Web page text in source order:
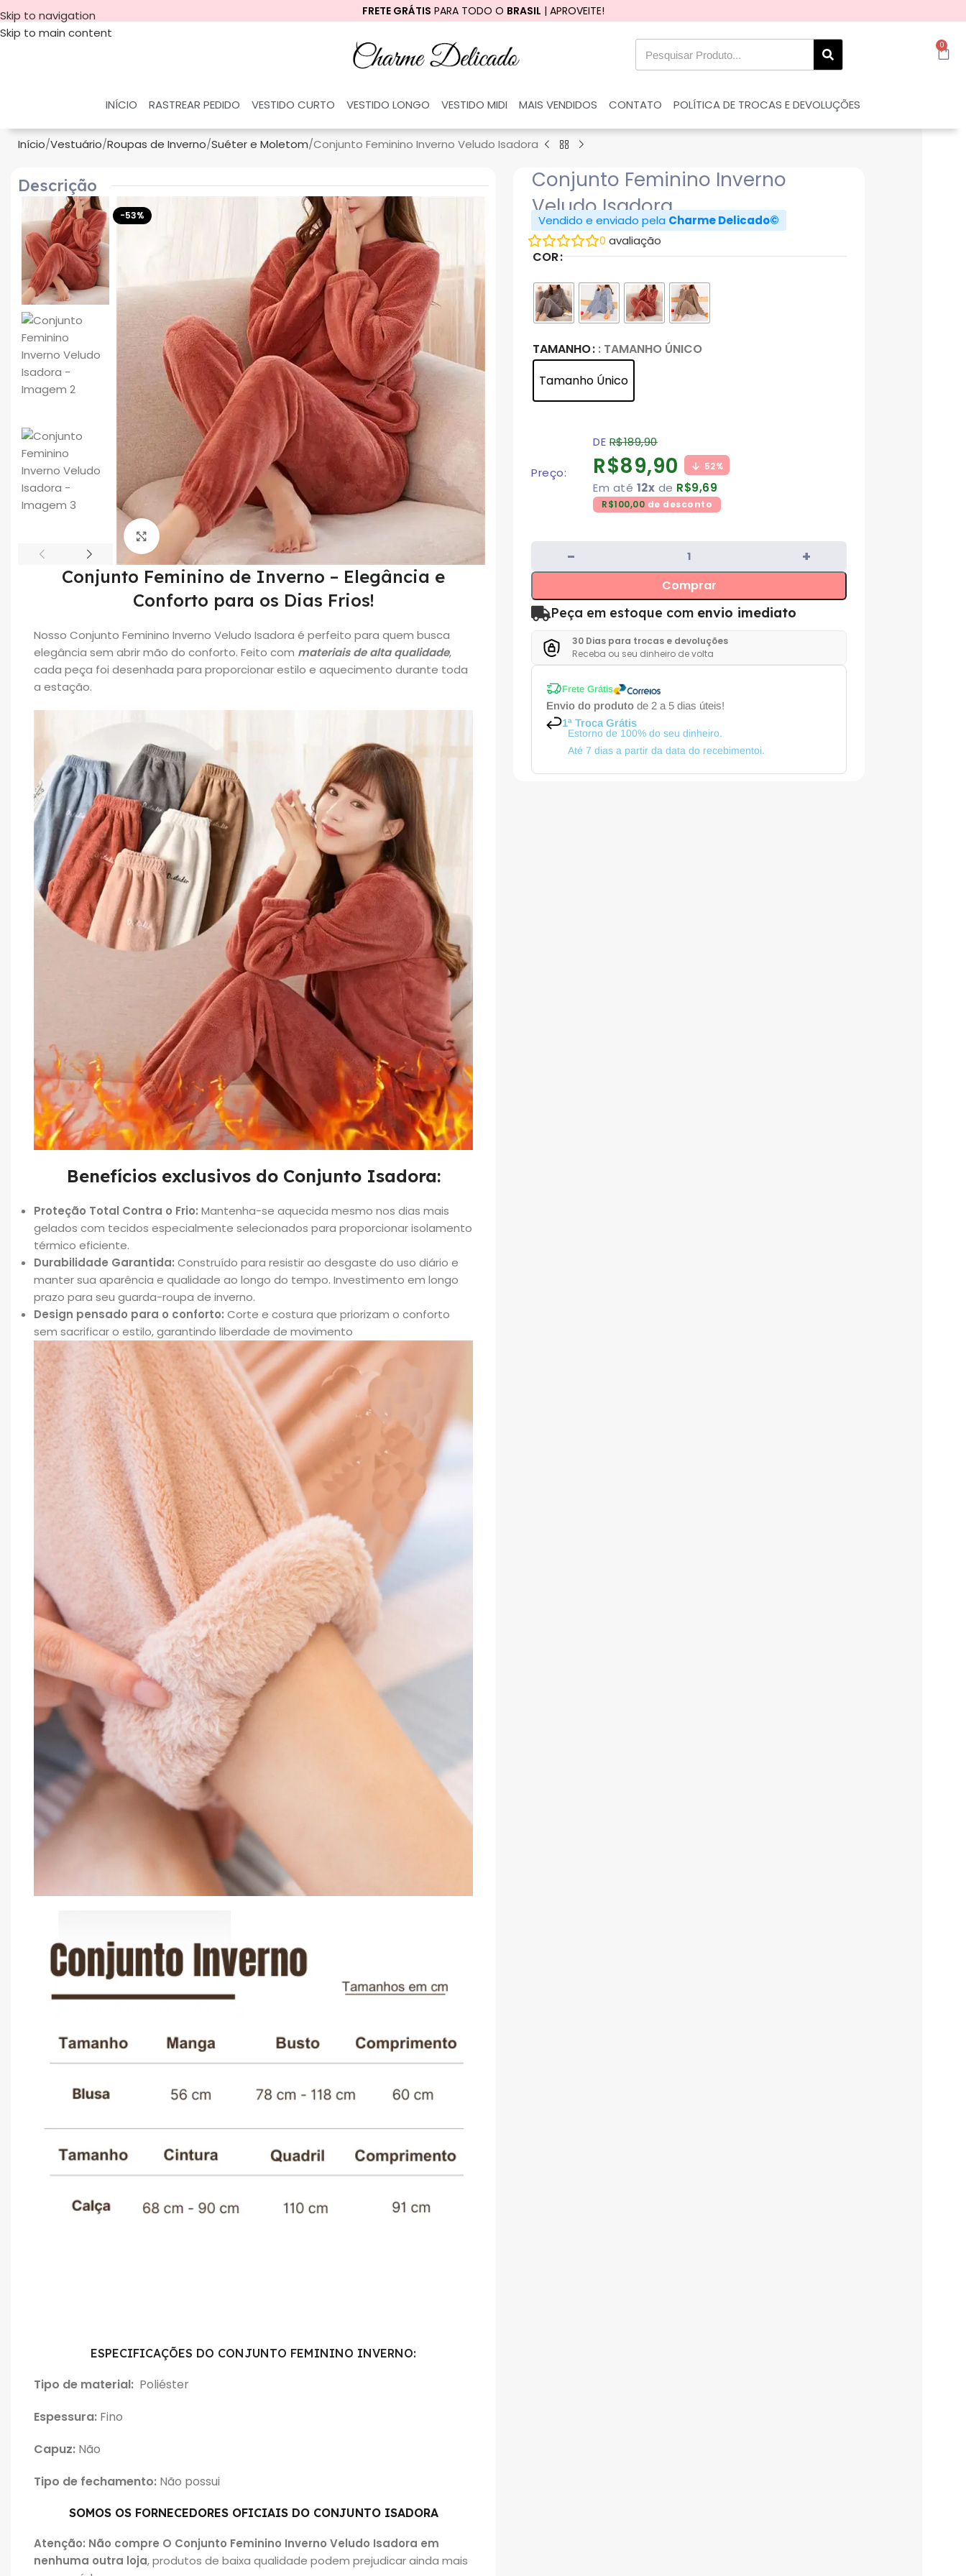
Skip to navigation
Skip to main content
FRETE GRÁTIS PARA TODO O BRASIL | APROVEITE!
0
INÍCIO RASTREAR PEDIDO VESTIDO CURTO VESTIDO LONGO VESTIDO MIDI MAIS VENDIDOS CONTATO POLÍTICA DE TROCAS E DEVOLUÇÕES
Início Vestuário Roupas de Inverno Suéter e Moletom Conjunto Feminino Inverno Veludo Isadora
Descrição
-53%
Click to enlarge
Conjunto Feminino de Inverno – Elegância e
Conforto para os Dias Frios!
Nosso Conjunto Feminino Inverno Veludo Isadora é perfeito para quem busca
elegância sem abrir mão do conforto. Feito com materiais de alta qualidade,
cada peça foi desenhada para proporcionar estilo e aquecimento durante toda
a estação.
Benefícios exclusivos do Conjunto Isadora:
Proteção Total Contra o Frio: Mantenha-se aquecida mesmo nos dias mais
gelados com tecidos especialmente selecionados para proporcionar isolamento
térmico eficiente.
Durabilidade Garantida: Construído para resistir ao desgaste do uso diário e
manter sua aparência e qualidade ao longo do tempo. Investimento em longo
prazo para seu guarda-roupa de inverno.
Design pensado para o conforto: Corte e costura que priorizam o conforto
sem sacrificar o estilo, garantindo liberdade de movimento
ESPECIFICAÇÕES DO CONJUNTO FEMININO INVERNO:
Tipo de material: Poliéster
Espessura: Fino
Capuz: Não
Tipo de fechamento: Não possui
SOMOS OS FORNECEDORES OFICIAIS DO CONJUNTO ISADORA
Atenção: Não compre O Conjunto Feminino Inverno Veludo Isadora em
nenhuma outra loja, produtos de baixa qualidade podem prejudicar ainda mais
Conjunto Feminino Inverno
Veludo Isadora
Vendido e enviado pela Charme Delicado©
0 avaliação
COR
TAMANHO : TAMANHO ÚNICO
Tamanho Único
Preço:
DE R$189,90
R$89,90 52%
Em até 12x de R$9,69
R$100,00 de desconto
Comprar
Peça em estoque com envio imediato
30 Dias para trocas e devoluções
Receba ou seu dinheiro de volta
Frete Grátis
Envio do produto de 2 a 5 dias úteis!
1ª Troca Grátis
Estorno de 100% do seu dinheiro.
Até 7 dias a partir da data do recebimentoi.